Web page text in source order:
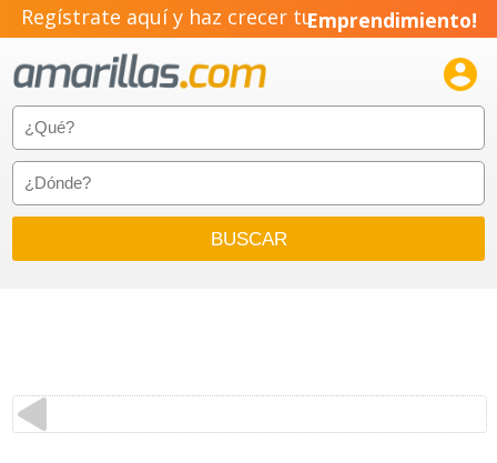
Regístrate aquí y haz crecer tuEmprendimiento!
